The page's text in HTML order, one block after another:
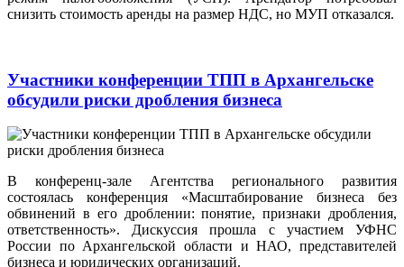
снизить стоимость аренды на размер НДС, но МУП отказался.
Участники конференции ТПП в Архангельске
обсудили риски дробления бизнеса
В конференц-зале Агентства регионального развития
состоялась конференция «Масштабирование бизнеса без
обвинений в его дроблении: понятие, признаки дробления,
ответственность». Дискуссия прошла с участием УФНС
России по Архангельской области и НАО, представителей
бизнеса и юридических организаций.